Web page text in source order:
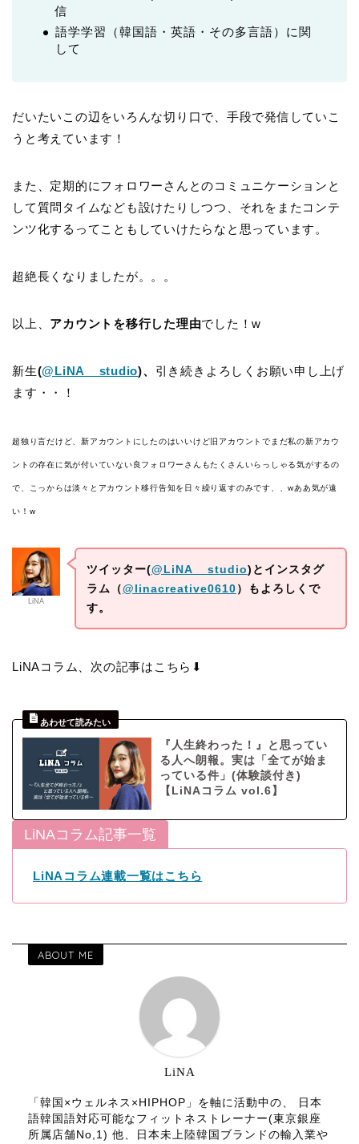
信
語学学習（韓国語・英語・その多言語）に関
して
だいたいこの辺をいろんな切り口で、手段で発信していこ
うと考えています！
また、定期的にフォロワーさんとのコミュニケーションと
して質問タイムなども設けたりしつつ、それをまたコンテ
ンツ化するってこともしていけたらなと思っています。
超絶長くなりましたが。。。
以上、 アカウントを移行した理由でした！w
新生(@LiNA__studio)、 引き続きよろしくお願い申し上げ
ます・・！
超独り言だけど、新アカウントにしたのはいいけど旧アカウントでまだ私の新アカウ
ントの存在に気が付いていない良フォロワーさんもたくさんいらっしゃる気がするの
で、こっからは淡々とアカウント移行告知を日々繰り返すのみです、、wああ気が遠
い！w
LiNA
ツイッター(@LiNA__studio)とインスタグ
ラム（@linacreative0610）もよろしくで
す。
LiNAコラム、次の記事はこちら⬇︎
『人生終わった！』と思ってい
る人へ朗報。実は「全てが始ま
っている件」(体験談付き)
【LiNAコラム vol.6】
LiNAコラム記事一覧
LiNAコラム連載一覧はこちら
ABOUT ME
LiNA
「韓国×ウェルネス×HIPHOP」を軸に活動中の、 日本
語韓国語対応可能なフィットネストレーナー(東京銀座
所属店舗No,1) 他、日本未上陸韓国ブランドの輸入業や